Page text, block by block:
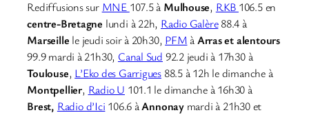
Rediffusions sur MNE 107.5 à Mulhouse, RKB 106.5 en
centre-Bretagne lundi à 22h, Radio Galère88.4 à
Marseille le jeudi soir à 20h30, PFMàArras et alentours
99.9 mardi à 21h30, Canal Sud 92.2 jeudi à 17h30 à
Toulouse, L’Eko des Garrigues 88.5 à 12h le dimanche à
Montpellier, Radio U 101.1 le dimanche à 16h30 à
Brest, Radio d’Ici 106.6 àAnnonay mardi à 21h30 et